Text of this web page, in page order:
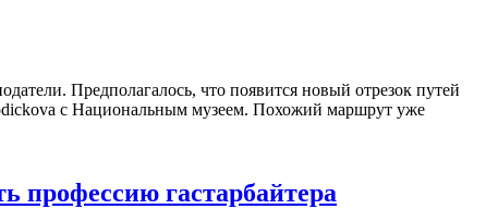
Предполагалось, что появится новый отрезок путей
с Национальным музеем. Похожий маршрут уже
профессию гастарбайтера